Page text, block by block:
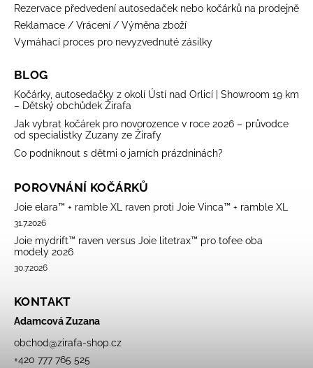
Rezervace předvedení autosedaček nebo kočárků na prodejně
Reklamace / Vrácení / Výměna zboží
Vymáhací proces pro nevyzvednuté zásilky
BLOG
Kočárky, autosedačky z okolí Ústí nad Orlicí | Showroom 19 km
– Dětský obchůdek Žirafa
Jak vybrat kočárek pro novorozence v roce 2026 – průvodce
od specialistky Zuzany ze Žirafy
Co podniknout s dětmi o jarních prázdninách?
POROVNÁNÍ KOČÁRKŮ
Joie elara™ + ramble XL raven proti Joie Vinca™ + ramble XL
31.7.2026
Joie mydrift™ raven versus Joie litetrax™ pro tofee oba
modely 2026
30.7.2026
KONTAKT
Adamcová Zuzana
obchod@zirafa-shop.cz
+420 777 765 525